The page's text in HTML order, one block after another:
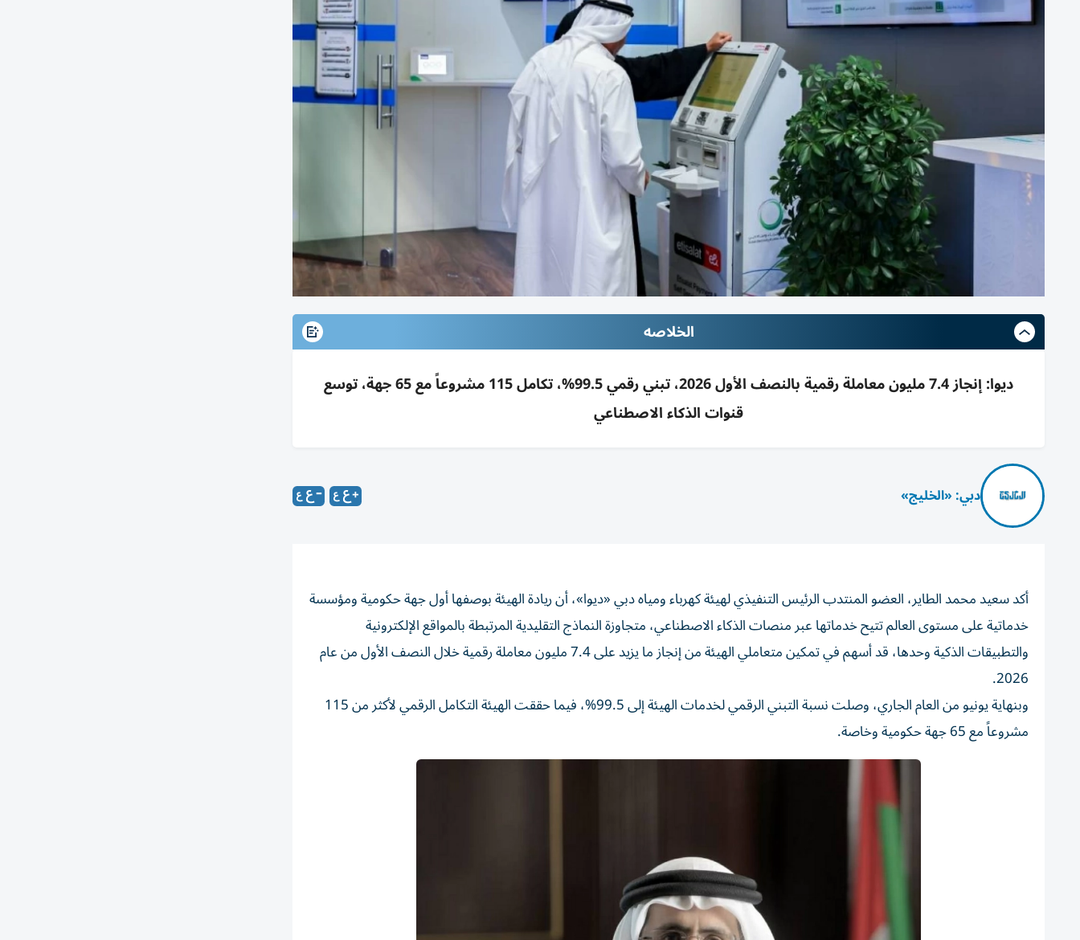
الخلاصه
ديوا: إنجاز 7.4 مليون معاملة رقمية بالنصف الأول 2026، تبني رقمي 99.5%، تكامل 115 مشروعاً مع 65 جهة، توسع
قنوات الذكاء الاصطناعي
دبي: «الخليج»
أكد سعيد محمد الطاير، العضو المنتدب الرئيس التنفيذي لهيئة كهرباء ومياه دبي «ديوا»، أن ريادة الهيئة بوصفها أول جهة حكومية ومؤسسة
خدماتية على مستوى العالم تتيح خدماتها عبر منصات الذكاء الاصطناعي، متجاوزة النماذج التقليدية المرتبطة بالمواقع الإلكترونية
والتطبيقات الذكية وحدها، قد أسهم في تمكين متعاملي الهيئة من إنجاز ما يزيد على 7.4 مليون معاملة رقمية خلال النصف الأول من عام
2026.
وبنهاية يونيو من العام الجاري، وصلت نسبة التبني الرقمي لخدمات الهيئة إلى 99.5%، فيما حققت الهيئة التكامل الرقمي لأكثر من 115
مشروعاً مع 65 جهة حكومية وخاصة.